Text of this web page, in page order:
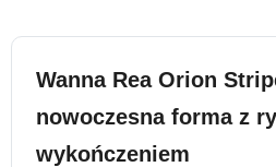
Wanna Rea Orion
nowoczesna forma z
wykończeniem